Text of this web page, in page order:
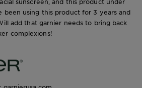
been using this product for 3 years and
add that garnier needs to bring back
complexions!